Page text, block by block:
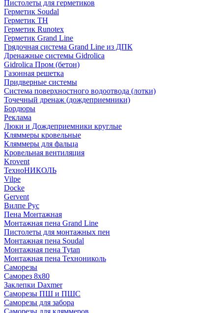
Пистолеты для герметиков
Герметик Soudal
Герметик ТН
Герметик Runotex
Герметик Grand Line
Грядочная система Grand Line из ДПК
Дренажные системы Gidrolica
Gidrolica Пром (бетон)
Газонная решетка
Придверные системы
Система поверхностного водоотвода (лотки)
Точечный дренаж (дождеприемники)
Бордюры
Рекламa
Люки и Дождеприемники круглые
Кляммеры кровельные
Кляммеры для фальца
Кровельная вентиляция
Krovent
ТехноНИКОЛЬ
Vilpe
Docke
Gervent
Вилпе Рус
Пена Монтажнaя
Монтажная пена Grand Linе
Пистолеты для монтажных пен
Монтажная пена Soudal
Монтажная пена Tytan
Монтажная пена Технониколь
Саморезы
Саморез 8х80
Заклепки Daxmer
Саморезы ПШ и ПШС
Саморезы для забора
Саморезы для кляммеров